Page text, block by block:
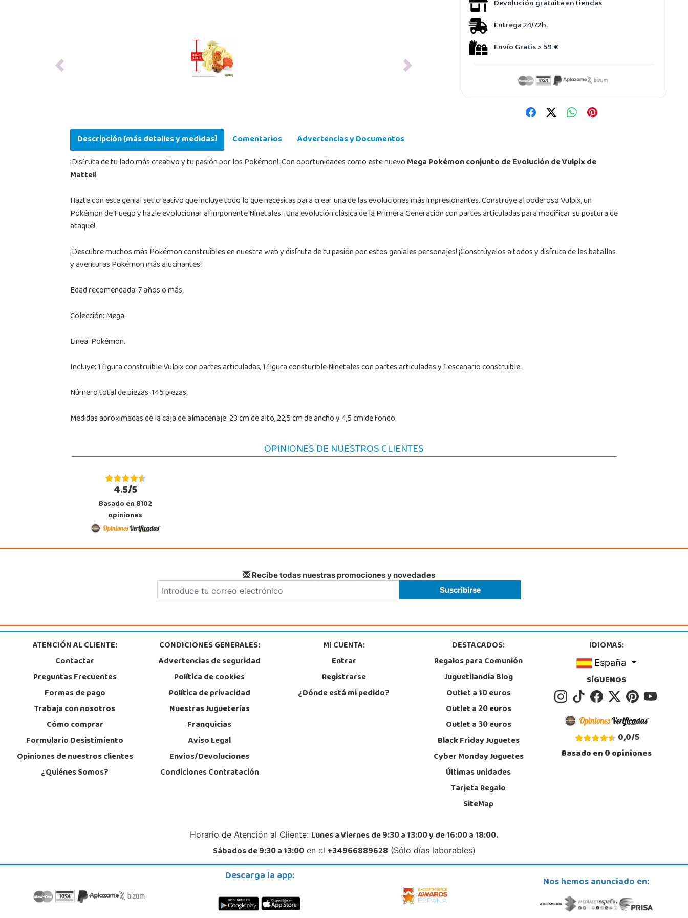
Previous Next
Devolución gratuita en tiendas
Entrega 24/72h.
Envío Gratis > 59 €
Descripción [más detalles y medidas] Comentarios
Advertencias y Documentos
¡Disfruta de tu lado más creativo y tu pasión por los Pokémon! ¡Con oportunidades como este nuevoMega Pokémon conjunto de Evolución de Vulpix de
Mattel!
Hazte con este genial set creativo que incluye todo lo que necesitas para crear una de las evoluciones más impresionantes. Construye al poderoso Vulpix, un
Pokémon de Fuego y hazle evolucionar al imponente Ninetales. ¡Una evolución clásica de la Primera Generación con partes articuladas para modificar su postura de
ataque!
¡Descubre muchos más Pokémon construibles en nuestra web y disfruta de tu pasión por estos geniales personajes! ¡Constrúyelos a todos y disfruta de las batallas
y aventuras Pokémon más alucinantes!
Edad recomendada: 7 años o más.
Colección: Mega.
Linea: Pokémon.
Incluye: 1 figura construible Vulpix con partes articuladas, 1 figura consturible Ninetales con partes articuladas y 1 escenario construible.
Número total de piezas: 145 piezas.
Medidas aproximadas de la caja de almacenaje: 23 cm de alto, 22,5 cm de ancho y 4,5 cm de fondo.
OPINIONES DE NUESTROS CLIENTES
4.5/5
Basado en 8102
opiniones
Recibe todas nuestras promociones y novedades
ATENCIÓN AL CLIENTE:
Contactar
Preguntas Frecuentes
Formas de pago
Trabaja con nosotros
Cómo comprar
Formulario Desistimiento
Opiniones de nuestros clientes
¿Quiénes Somos?
CONDICIONES GENERALES:
Advertencias de seguridad
Política de cookies
Política de privacidad
Nuestras Jugueterías
Franquicias
Aviso Legal
Envios/Devoluciones
Condiciones Contratación
MI CUENTA:
Entrar
Registrarse
¿Dónde está mi pedido?
DESTACADOS:
Regalos para Comunión
Juguetilandia Blog
Outlet a 10 euros
Outlet a 20 euros
Outlet a 30 euros
Black Friday Juguetes
Cyber Monday Juguetes
Últimas unidades
Tarjeta Regalo
SiteMap
IDIOMAS:
España
SÍGUENOS
0,0/5
Basado en0opiniones
Horario de Atención al Cliente: Lunes a Viernes de 9:30 a 13:00 y de 16:00 a 18:00.
Sábados de 9:30 a 13:00en el +34966889628 (Sólo días laborables)
Descarga la app: Nos hemos anunciado en: